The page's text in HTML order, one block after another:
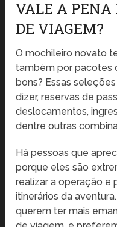
VALE A PENA
DE VIAGEM?
O mochileiro novato
também por pacotes
bons? Essas
dizer, reservas de
deslocamentos,
dentre outras
Há pessoas que
porque eles são
realizar a operação e
itinerários da
querem ter mais